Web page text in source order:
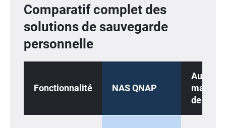
Comparatif complet des
solutions de sauvegarde
personnelle
Fonctionnalité NAS QNAP
Autres
de NAS